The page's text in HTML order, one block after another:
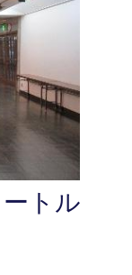
トル